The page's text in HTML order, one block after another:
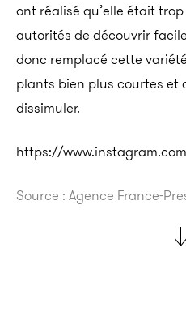
ont réalisé qu’elle était
autorités de découvrir
donc remplacé cette
plants bien plus courtes et
dissimuler.
https://
Source : Agence France-